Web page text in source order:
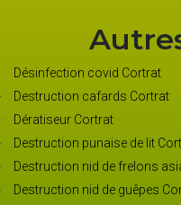
Désinfection covid Cortrat
Destruction cafards Cortrat
Dératiseur Cortrat
Destruction punaise de lit
Destruction nid de frelons
Destruction nid de guêpes